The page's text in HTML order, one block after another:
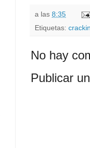
a las 8:35
Etiquetas:
No hay
Publicar